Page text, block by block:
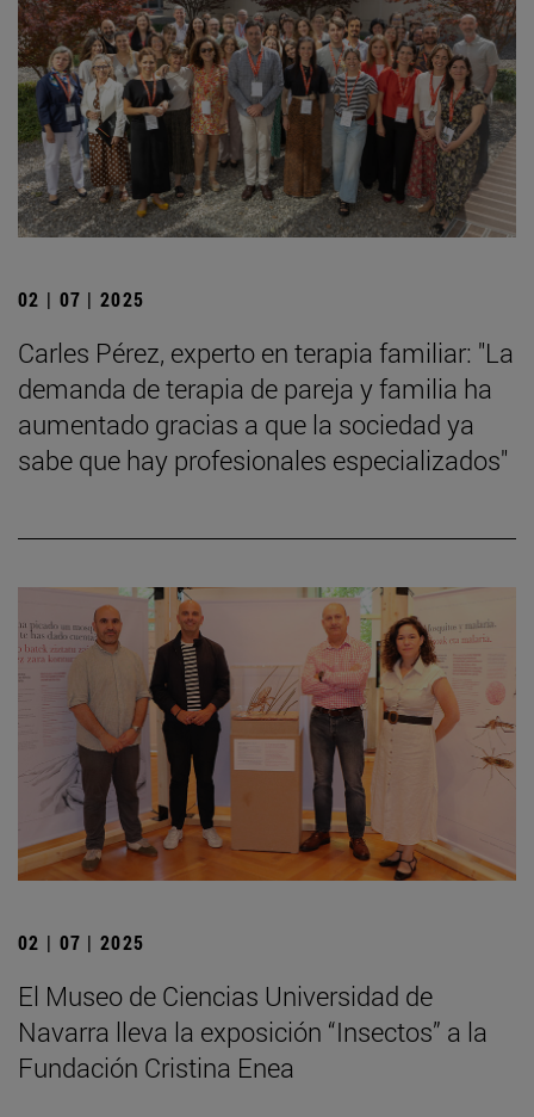
02 | 07 | 2025
Carles Pérez, experto en terapia familiar: "La
demanda de terapia de pareja y familia ha
aumentado gracias a que la sociedad ya
sabe que hay profesionales especializados"
02 | 07 | 2025
El Museo de Ciencias Universidad de
Navarra lleva la exposición “Insectos” a la
Fundación Cristina Enea